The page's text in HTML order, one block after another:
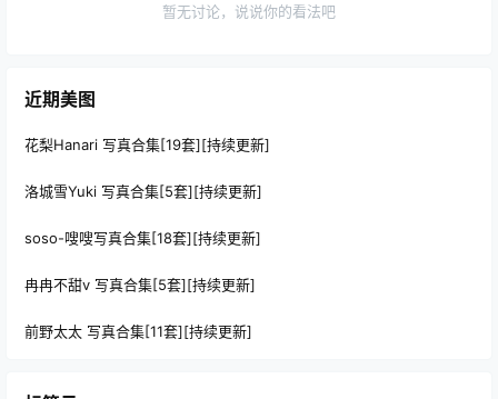
暂无讨论，说说你的看法吧
近期美图
花梨Hanari 写真合集[19套][持续更新]
洛城雪Yuki 写真合集[5套][持续更新]
soso-嗖嗖写真合集[18套][持续更新]
冉冉不甜v 写真合集[5套][持续更新]
前野太太 写真合集[11套][持续更新]